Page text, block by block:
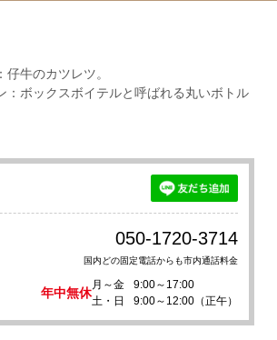
仔牛のカツレツ。
：ボックスボイテルと呼ばれる丸いボトル
050-1720-3714
国内どの固定電話からも市内通話料金
年中無休
月～金
9:00～17:00
土・日
9:00～12:00（正午）